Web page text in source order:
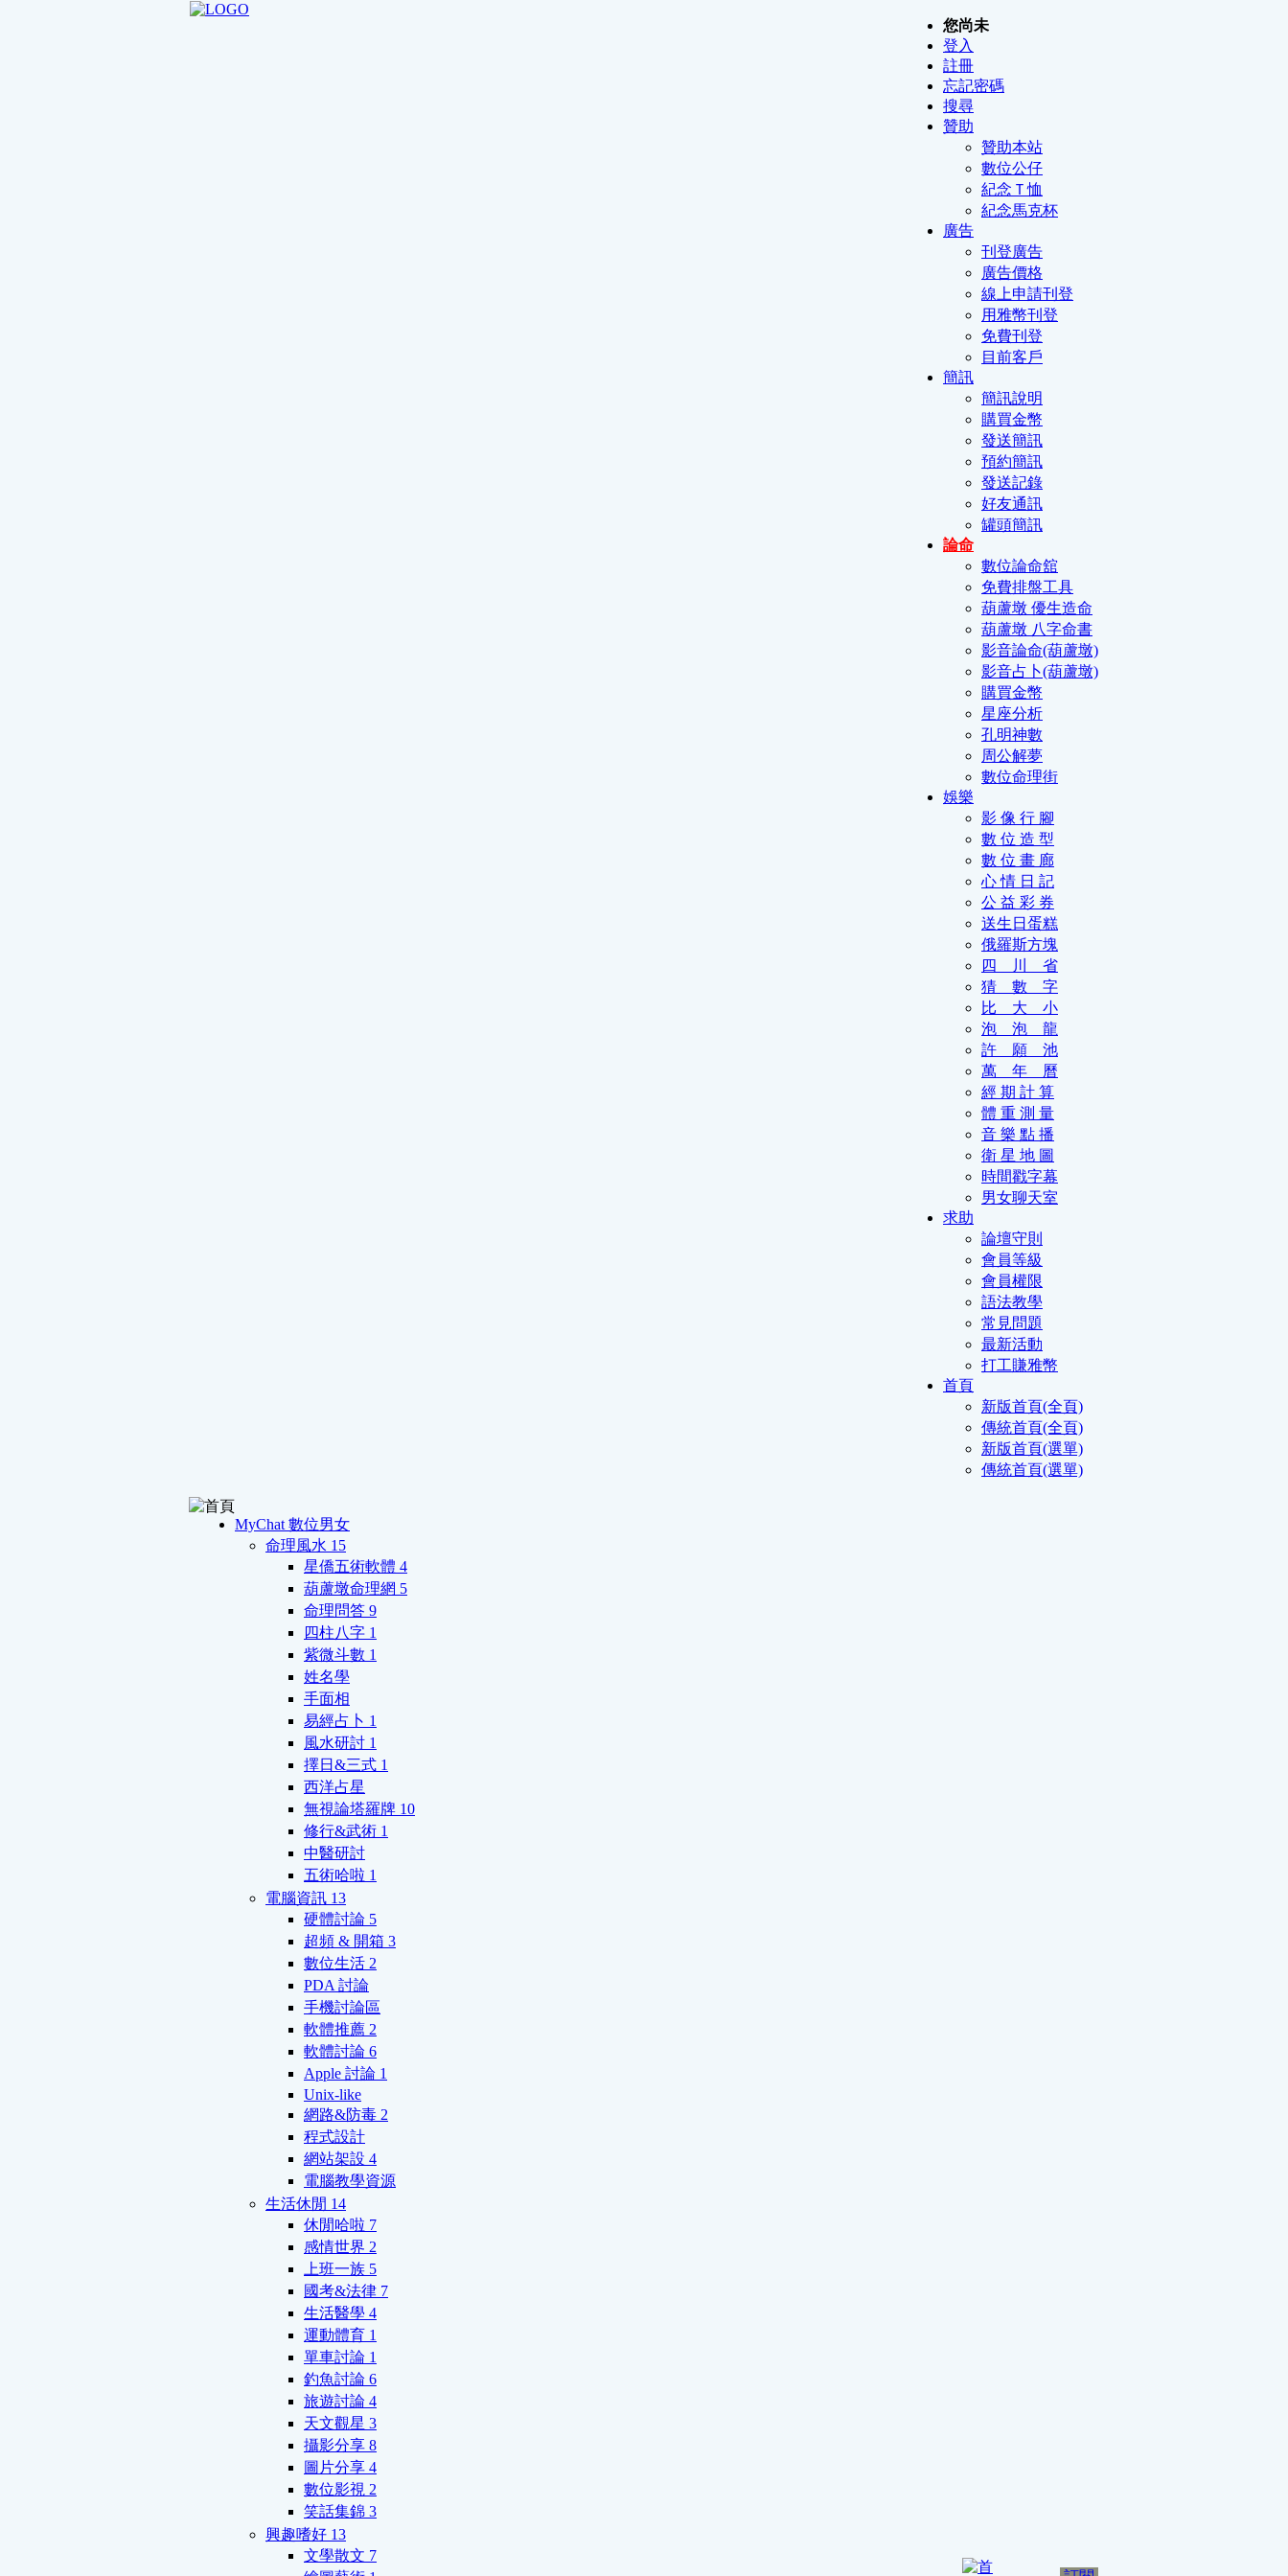
您尚未
登入
註冊
忘記密碼
搜尋
贊助
贊助本站
數位公仔
紀念Ｔ恤
紀念馬克杯
廣告
刊登廣告
廣告價格
線上申請刊登
用雅幣刊登
免費刊登
目前客戶
簡訊
簡訊說明
購買金幣
發送簡訊
預約簡訊
發送記錄
好友通訊
罐頭簡訊
論命
數位論命舘
免費排盤工具
葫蘆墩 優生造命
葫蘆墩 八字命書
影音論命(葫蘆墩)
影音占卜(葫蘆墩)
購買金幣
星座分析
孔明神數
周公解夢
數位命理街
娛樂
影 像 行 腳
數 位 造 型
數 位 畫 廊
心 情 日 記
公 益 彩 券
送生日蛋糕
俄羅斯方塊
四 川 省
猜 數 字
比 大 小
泡 泡 龍
許 願 池
萬 年 曆
經 期 計 算
體 重 測 量
音 樂 點 播
衛 星 地 圖
時間戳字幕
男女聊天室
求助
論壇守則
會員等級
會員權限
語法教學
常見問題
最新活動
打工賺雅幣
首頁
新版首頁(全頁)
傳統首頁(全頁)
新版首頁(選單)
傳統首頁(選單)
MyChat 數位男女
命理風水 15
星僑五術軟體 4
葫蘆墩命理網 5
命理問答 9
四柱八字 1
紫微斗數 1
姓名學
手面相
易經占卜 1
風水研討 1
擇日&三式 1
西洋占星
無視論塔羅牌 10
修行&武術 1
中醫研討
五術哈啦 1
電腦資訊 13
硬體討論 5
超頻 & 開箱 3
數位生活 2
PDA 討論
手機討論區
軟體推薦 2
軟體討論 6
Apple 討論 1
Unix-like
網路&防毒 2
程式設計
網站架設 4
電腦教學資源
生活休閒 14
休閒哈啦 7
感情世界 2
上班一族 5
國考&法律 7
生活醫學 4
運動體育 1
單車討論 1
釣魚討論 6
旅遊討論 4
天文觀星 3
攝影分享 8
圖片分享 4
數位影視 2
笑話集錦 3
興趣嗜好 13
文學散文 7